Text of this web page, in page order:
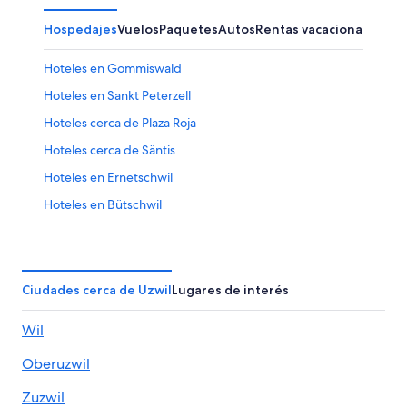
HospedajesVuelosPaquetesAutosRentas vacacionales
Hoteles en Gommiswald
Hoteles en Sankt Peterzell
Hoteles cerca de Plaza Roja
Hoteles cerca de Säntis
Hoteles en Ernetschwil
Hoteles en Bütschwil
Casas flotantes en Schmerikon
Hoteles en Schmerikon
Hoteles en Hemberg
Hoteles en Distrito de Saint Gallen
Ciudades cerca de UzwilLugares de interés
Wil
Oberuzwil
Zuzwil